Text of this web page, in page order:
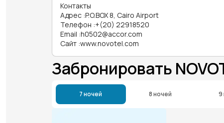
Контакты
Адрес :P.O.BOX 8, Cairo Airport
Телефон :+(20) 22918520
Email :h0502@accor.com
Сайт :www.novotel.com
Забронировать
7 ночей 8 ночей 9